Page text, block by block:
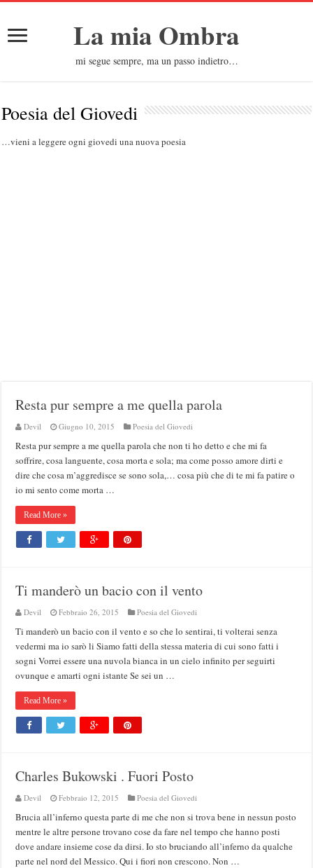
La mia Ombra
mi segue sempre, ma un passo indietro…
Poesia del Giovedi
…vieni a leggere ogni giovedi una nuova poesia
Resta pur sempre a me quella parola
Devil Giugno 10, 2015 Poesia del Giovedi
Resta pur sempre a me quella parola che non ti ho detto e che mi fa
soffrire, cosa languente, cosa morta e sola; ma come posso amore dirti e
dire che cosa m’aggredisce se sono sola,… cosa più che di te mi fa patire o
io mi sento come morta …
Read More »
Ti manderò un bacio con il vento
Devil Febbraio 26, 2015 Poesia del Giovedi
Ti manderò un bacio con il vento e so che lo sentirai, ti volterai senza
vedermi ma io sarò li Siamo fatti della stessa materia di cui sono fatti i
sogni Vorrei essere una nuvola bianca in un cielo infinito per seguirti
ovunque e amarti ogni istante Se sei un …
Read More »
Charles Bukowski . Fuori Posto
Devil Febbraio 12, 2015 Poesia del Giovedi
Brucia all’inferno questa parte di me che non si trova bene in nessun posto
mentre le altre persone trovano cose da fare nel tempo che hanno posti
dove andare insieme cose da dirsi. Io sto bruciando all’inferno da qualche
parte nel nord del Messico. Qui i fiori non crescono. Non …